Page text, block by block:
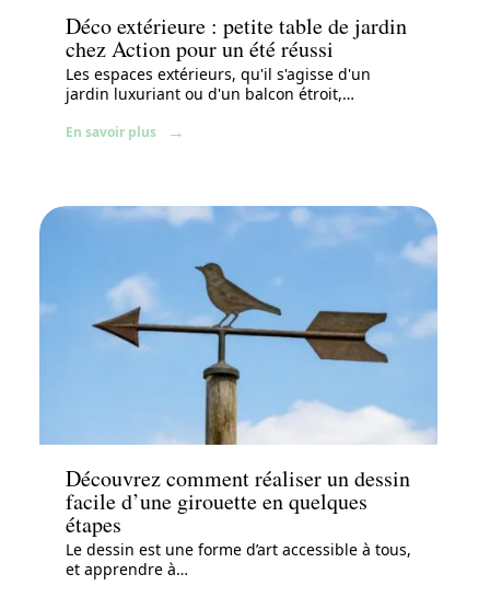
Déco extérieure : petite table de jardin
chez Action pour un été réussi
Les espaces extérieurs, qu'il s'agisse d'un
jardin luxuriant ou d'un balcon étroit,…
En savoir plus
Découvrez comment réaliser un dessin
facile d’une girouette en quelques
étapes
Le dessin est une forme d’art accessible à tous,
et apprendre à…